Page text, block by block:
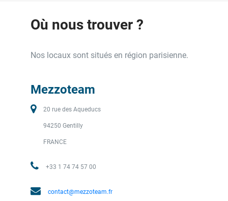
Où nous trouver ?
Nos locaux sont situés en région parisienne.
Mezzoteam
20 rue des Aqueducs
94250 Gentilly
FRANCE
+33 1 74 74 57 00
contact@mezzoteam.fr